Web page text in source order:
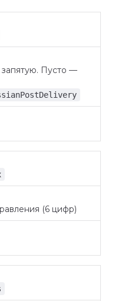
запятую. Пусто —
(6 цифр)